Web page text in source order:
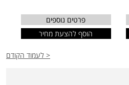
פרטים נוספים
הוסף להצעת מחיר
< לעמוד הקודם